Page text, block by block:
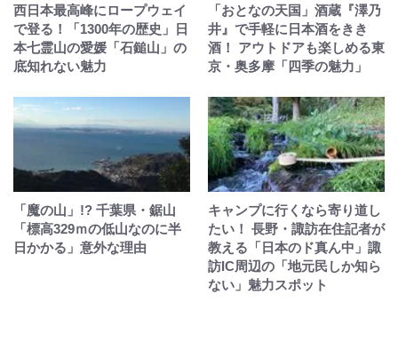
西日本最高峰にロープウェイ
で登る！「1300年の歴史」日
本七霊山の愛媛「石鎚山」の
底知れない魅力
「おとなの天国」酒蔵『澤乃
井』で手軽に日本酒をきき
酒！ アウトドアも楽しめる東
京・奥多摩「四季の魅力」
「魔の山」!? 千葉県・鋸山
「標高329ｍの低山なのに半
日かかる」意外な理由
キャンプに行くなら寄り道し
たい！ 長野・諏訪在住記者が
教える「日本のド真ん中」諏
訪IC周辺の「地元民しか知ら
ない」魅力スポット